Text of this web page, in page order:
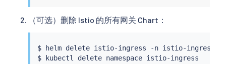
（可选）删除 Istio 的所有网关 Chart：
$ helm delete istio-ingress -n istio-ingress
$ kubectl